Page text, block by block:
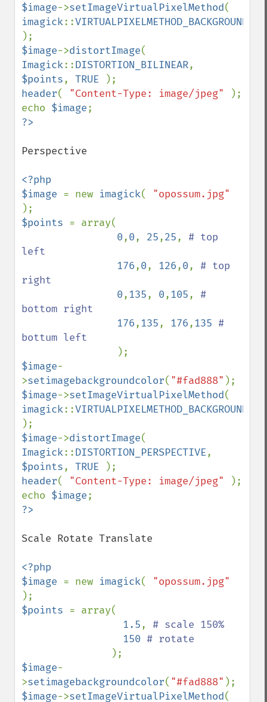
$image->setImageVirtualPixelMethod
imagick::
$image->distortImage
Imagick::DISTORTION_BILINEAR
$points, TRUE
header( "Content-Type: image/jpeg"
);
echo $image
Perspective
<?php
$image = new imagick(
$points = array(
0,0, 25,25, # top
left
176,0, 126,0, # top
right
0,135, 0,105, #
bottom right
176,135, 176,135 #
bottum left
$image-
>setimagebackgroundcolor( "#fad888"
$image->setImageVirtualPixelMethod
imagick::
$image->distortImage
Imagick::DISTORTION_PERSPECTIVE
$points, TRUE
header( "Content-Type: image/jpeg"
);
echo $image
Scale Rotate Translate
<?php
$image = new imagick(
$points = array(
1.5, # scale 150%
150 # rotate
$image-
>setimagebackgroundcolor( "#fad888"
$image->setImageVirtualPixelMethod